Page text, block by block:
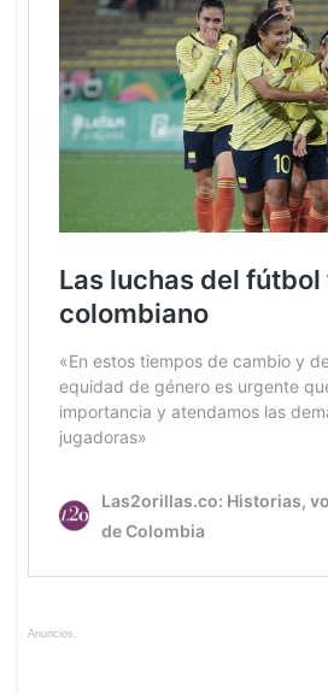
Anuncios.